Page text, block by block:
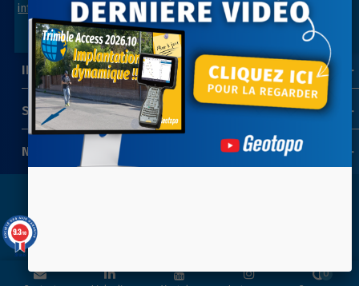
info@geotopo.fr
contact@geotopo.fr
SUIVEZ-NOUS
INFORMATIONS
NEWSLETTER
0
9.3/10
39 avis